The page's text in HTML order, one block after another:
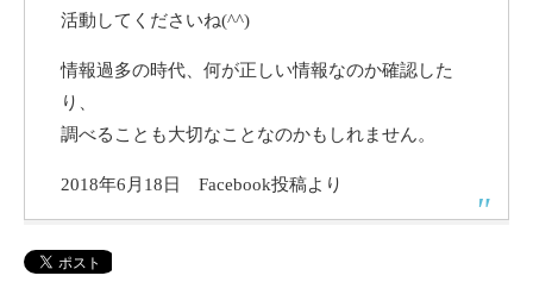
活動してくださいね(^^)
情報過多の時代、何が正しい情報なのか確認した
り、
調べることも大切なことなのかもしれません。
2018年6月18日 Facebook投稿より